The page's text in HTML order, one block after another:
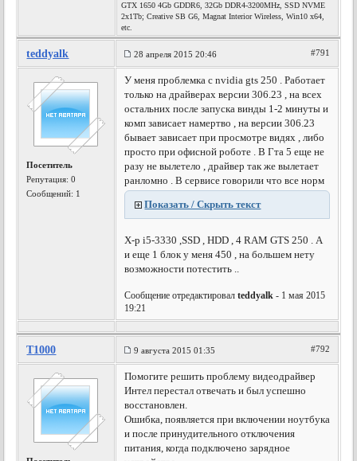
GTX 1650 4Gb GDDR6, 32Gb DDR4-3200MHz, SSD NVME
2x1Tb; Creative SB G6, Magnat Interior Wireless, Win10 x64,
etc.
teddyalk 28 апреля 2015 20:46 #791
Посетитель
Репутация:0
Сообщений: 1
У меня проблемка с nvidia gts 250 . Работает
только на драйверах версии 306.23 , на всех
остальних после запуска винды 1-2 минуты и
комп зависает намертво , на версии 306.23
бывает зависает при просмотре видях , либо
просто при офисной роботе . В Гта 5 еще не
разу не вылетело , драйвер так же вылетает
ранломно . В сервисе говорили что все норм
Показать / Скрыть текст
Х-р i5-3330 ,SSD , HDD , 4 RAM GTS 250 . А
и еще 1 блок у меня 450 , на большем нету
возможности потестить ..
Сообщение отредактировалteddyalk - 1 мая 2015
19:21
T1000 9 августа 2015 01:35 #792
Помогите решить проблему видеодрайвер
Интел перестал отвечать и был успешно
восстановлен.
Ошибка, появляется при включении ноутбука
и после принудительного отключения
питания, когда подключено зарядное